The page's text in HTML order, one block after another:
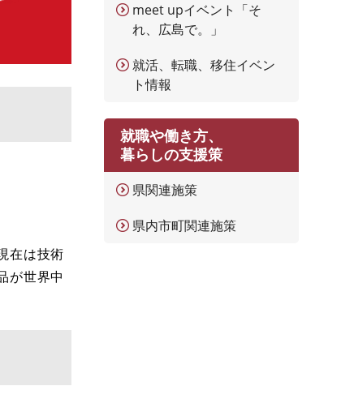
在は技術
が世界中
meet upイベント「そ
れ、広島で。」
就活、転職、移住イベン
ト情報
就職や働き方、
暮らしの支援策
県関連施策
県内市町関連施策